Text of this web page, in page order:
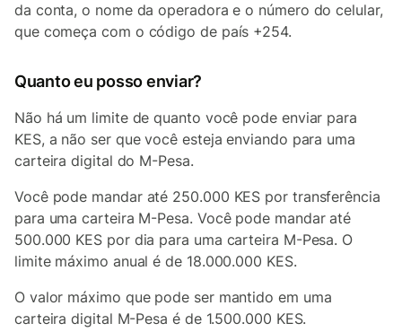
da conta, o nome da operadora e o número do celular,
que começa com o código de país +254.
Quanto eu posso enviar?
Não há um limite de quanto você pode enviar para
KES, a não ser que você esteja enviando para uma
carteira digital do M-Pesa.
Você pode mandar até 250.000 KES por transferência
para uma carteira M-Pesa. Você pode mandar até
500.000 KES por dia para uma carteira M-Pesa. O
limite máximo anual é de 18.000.000 KES.
O valor máximo que pode ser mantido em uma
carteira digital M-Pesa é de 1.500.000 KES.